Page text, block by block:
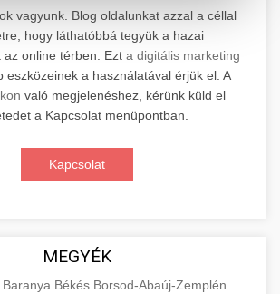
elektromos roller javítási és
szolgáltatások. Szakértő
minőségi szervízt nyújtanak
jelentős márkához és modellhez.
Szervizközpont Látogatása
2. Online Marketing
Ügynökség
+
SEO-t, közösségi média kezelést és
hirdetéseket. Növekedés elérése
aimarketingugynokseg.hu
ügynökségi szolgáltatások
Elektromos Roller
modelleket, funkciókat és árakat
vásárlási döntéshez.
Linképítés
minőségű backlink beszerzési
vagyunk. Blog oldalunkat azzal a céllal
hogy láthatóbbá tegyük a hazai
az online térben. Ezt a digitális marketing
eszközeinek a használatával érjük el. A
való megjelenéshez, kérünk küld el
a Kapcsolat menüpontban.
Kapcsolat
MEGYÉK
Baranya Békés Borsod-Abaúj-Zemplén